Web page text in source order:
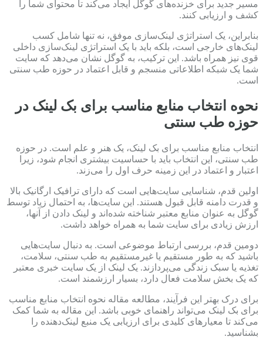
مسیر جدید برای خزنده‌های گوگل ایجاد می‌کند تا محتوای شما را
کشف و ارزیابی کنند.
بنابراین، یک استراتژی لینک‌سازی موفق، نه تنها شامل کسب
لینک‌های خارجی است، بلکه باید با یک استراتژی لینک‌سازی داخلی
قوی نیز همراه باشد. این ترکیب، به گوگل نشان می‌دهد که سایت
شما یک شبکه اطلاعاتی منسجم و قابل اعتماد در حوزه طب سنتی
است.
نحوه انتخاب منابع مناسب برای بک لینک در
حوزه طب سنتی
انتخاب منابع مناسب برای بک لینک، یک هنر و علم است. در حوزه
طب سنتی، این انتخاب باید با حساسیت بیشتری انجام شود، زیرا
اعتبار و اعتماد در این زمینه حرف اول را می‌زند.
اولین قدم، شناسایی سایت‌هایی است که دارای ترافیک ارگانیک بالا
و قدرت دامنه قابل قبول هستند. این سایت‌ها، به احتمال زیاد توسط
گوگل به عنوان منابع معتبر شناخته شده‌اند و لینک دادن از آنها،
ارزش زیادی برای سایت شما به همراه خواهد داشت.
دومین قدم، بررسی ارتباط موضوعی است. به دنبال سایت‌هایی
باشید که به طور مستقیم یا غیرمستقیم به طب سنتی، سلامت،
تغذیه یا سبک زندگی می‌پردازند. یک لینک از یک سایت خبری معتبر
که یک بخش سلامت فعال دارد، بسیار ارزشمند است.
برای درک بهتر این فرآیند، مطالعه مقاله نحوه انتخاب منابع مناسب
برای بک لینک می‌تواند راهنمای خوبی باشد. این مقاله به شما کمک
می‌کند تا معیارهای کلیدی برای ارزیابی یک منبع لینک‌دهنده را
بشناسید.